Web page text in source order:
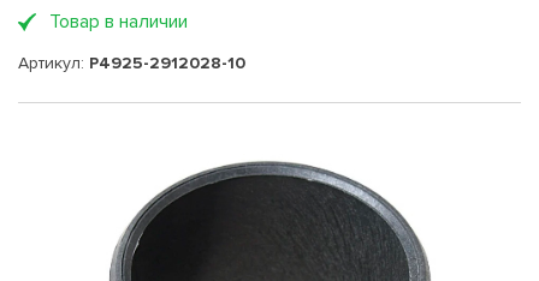
Товар в наличии
Артикул: Р4925-2912028-10